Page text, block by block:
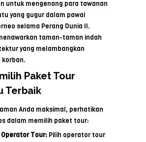
untuk mengenang para tawanan
yang gugur dalam pawai
selama Perang Dunia II.
taman-taman indah
yang melambangkan
korban.
Paket Tour
Terbaik
Anda maksimal, perhatikan
dalam memilih paket tour:
Tour: Pilih operator tour